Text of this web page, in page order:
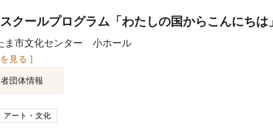
クールプログラム「わたしの国からこんにちは
ま市文化センター 小ホール
見る ]
団体情報
アート・文化